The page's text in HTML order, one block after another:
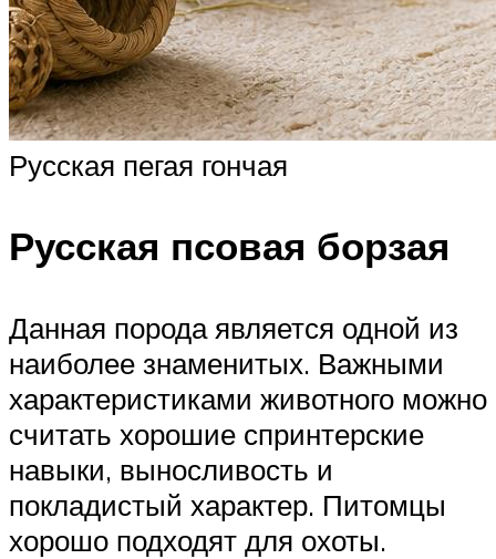
Русская пегая гончая
Русская псовая борзая
Данная порода является одной из
наиболее знаменитых. Важными
характеристиками животного можно
считать хорошие спринтерские
навыки, выносливость и
покладистый характер. Питомцы
хорошо подходят для охоты.